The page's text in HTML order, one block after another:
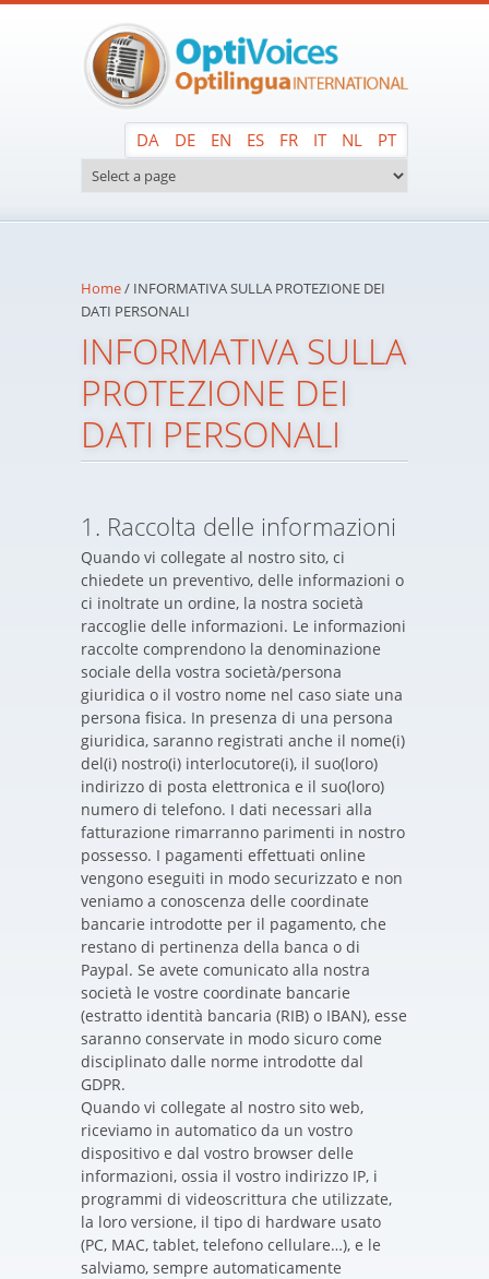
DA DE EN ES FR IT NL PT
Home/ INFORMATIVA SULLA PROTEZIONE DEI
DATI PERSONALI
INFORMATIVA SULLA
PROTEZIONE DEI
DATI PERSONALI
1. Raccolta delle informazioni
Quando vi collegate al nostro sito, ci
chiedete un preventivo, delle informazioni o
ci inoltrate un ordine, la nostra società
raccoglie delle informazioni. Le informazioni
raccolte comprendono la denominazione
sociale della vostra società/persona
giuridica o il vostro nome nel caso siate una
persona fisica. In presenza di una persona
giuridica, saranno registrati anche il nome(i)
del(i) nostro(i) interlocutore(i), il suo(loro)
indirizzo di posta elettronica e il suo(loro)
numero di telefono. I dati necessari alla
fatturazione rimarranno parimenti in nostro
possesso. I pagamenti effettuati online
vengono eseguiti in modo securizzato e non
veniamo a conoscenza delle coordinate
bancarie introdotte per il pagamento, che
restano di pertinenza della banca o di
Paypal. Se avete comunicato alla nostra
società le vostre coordinate bancarie
(estratto identità bancaria (RIB) o IBAN), esse
saranno conservate in modo sicuro come
disciplinato dalle norme introdotte dal
GDPR.
Quando vi collegate al nostro sito web,
riceviamo in automatico da un vostro
dispositivo e dal vostro browser delle
informazioni, ossia il vostro indirizzo IP, i
programmi di videoscrittura che utilizzate,
la loro versione, il tipo di hardware usato
(PC, MAC, tablet, telefono cellulare…), e le
salviamo, sempre automaticamente